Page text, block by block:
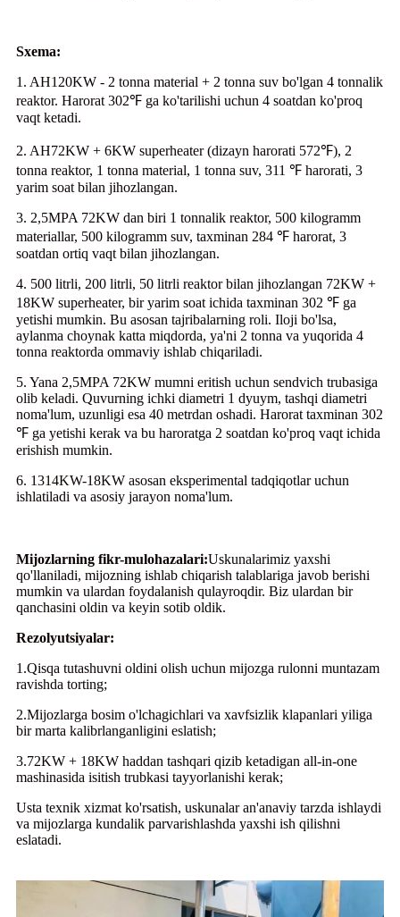
Sxema:
1. AH120KW - 2 tonna material + 2 tonna suv bo'lgan 4 tonnalik
reaktor. Harorat 302℉ ga ko'tarilishi uchun 4 soatdan ko'proq
vaqt ketadi.
2. AH72KW + 6KW superheater (dizayn harorati 572℉), 2
tonna reaktor, 1 tonna material, 1 tonna suv, 311 ℉ harorati, 3
yarim soat bilan jihozlangan.
3. 2,5MPA 72KW dan biri 1 tonnalik reaktor, 500 kilogramm
materiallar, 500 kilogramm suv, taxminan 284 ℉ harorat, 3
soatdan ortiq vaqt bilan jihozlangan.
4. 500 litrli, 200 litrli, 50 litrli reaktor bilan jihozlangan 72KW +
18KW superheater, bir yarim soat ichida taxminan 302 ℉ ga
yetishi mumkin. Bu asosan tajribalarning roli. Iloji bo'lsa,
aylanma choynak katta miqdorda, ya'ni 2 tonna va yuqorida 4
tonna reaktorda ommaviy ishlab chiqariladi.
5. Yana 2,5MPA 72KW mumni eritish uchun sendvich trubasiga
olib keladi. Quvurning ichki diametri 1 dyuym, tashqi diametri
noma'lum, uzunligi esa 40 metrdan oshadi. Harorat taxminan 302
℉ ga yetishi kerak va bu haroratga 2 soatdan ko'proq vaqt ichida
erishish mumkin.
6. 1314KW-18KW asosan eksperimental tadqiqotlar uchun
ishlatiladi va asosiy jarayon noma'lum.
Mijozlarning fikr-mulohazalari:Uskunalarimiz yaxshi
qo'llaniladi, mijozning ishlab chiqarish talablariga javob berishi
mumkin va ulardan foydalanish qulayroqdir. Biz ulardan bir
qanchasini oldin va keyin sotib oldik.
Rezolyutsiyalar:
1.Qisqa tutashuvni oldini olish uchun mijozga rulonni muntazam
ravishda torting;
2.Mijozlarga bosim o'lchagichlari va xavfsizlik klapanlari yiliga
bir marta kalibrlanganligini eslatish;
3.72KW + 18KW haddan tashqari qizib ketadigan all-in-one
mashinasida isitish trubkasi tayyorlanishi kerak;
Usta texnik xizmat ko'rsatish, uskunalar an'anaviy tarzda ishlaydi
va mijozlarga kundalik parvarishlashda yaxshi ish qilishni
eslatadi.